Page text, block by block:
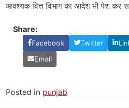
आवश्यक वित्त विभाग का आदेश भी पेश कर
Share:
Facebook Twitter
Email
Posted in punjab